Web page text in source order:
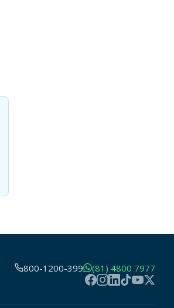
800-1200-399 (81) 4800 7977